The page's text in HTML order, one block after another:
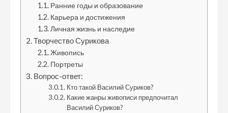
Ранние годы и образование
Карьера и достижения
Личная жизнь и наследие
Творчество Сурикова
Живопись
Портреты
Вопрос-ответ:
Кто такой Василий Суриков?
Какие жанры живописи предпочитал
Василий Суриков?